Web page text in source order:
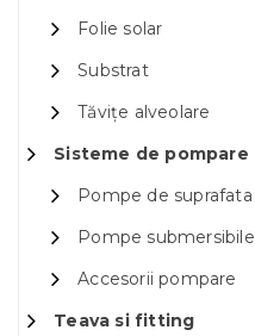
Folie solar
Substrat
Tăvițe alveolare
Sisteme de pompare
Pompe de suprafata
Pompe submersibile
Accesorii pompare
Teava si fitting